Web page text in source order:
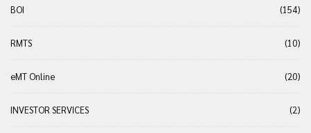
BOI (154)
RMTS (10)
eMT Online (20)
INVESTOR SERVICES (2)